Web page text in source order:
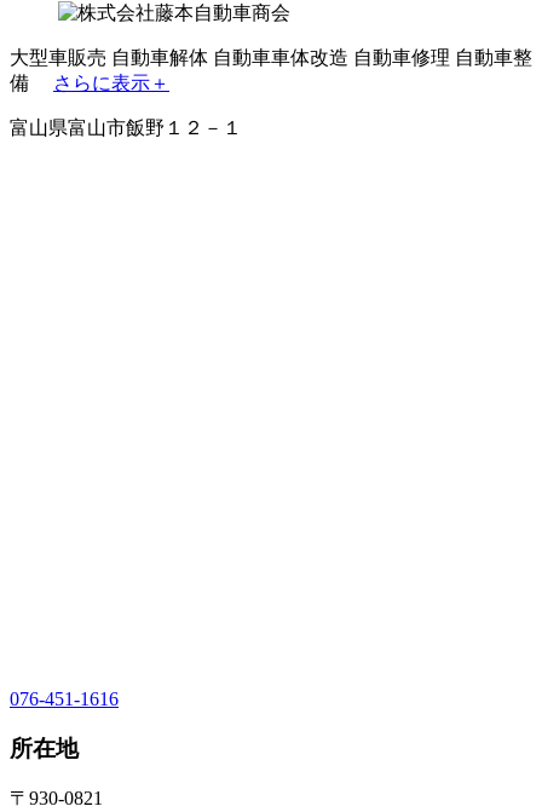
大型車販売 自動車解体 自動車車体改造 自動車修理 自動車整
備
さらに表示＋
富山県富山市飯野１２－１
076-451-1616
所在地
〒930-0821